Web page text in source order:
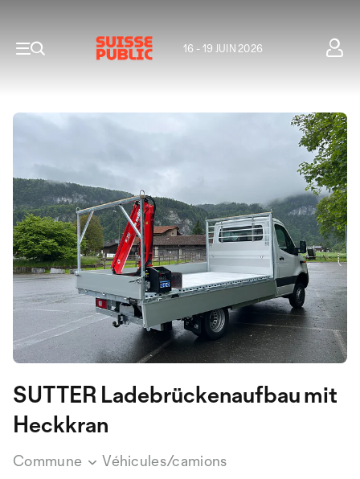
16 - 19 JUIN 2026
SUTTER Ladebrückenaufbau mit
Heckkran
Commune Véhicules/camions